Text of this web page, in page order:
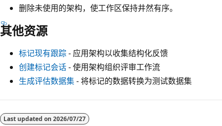
删除未使用的架构，使工作区保持井然有序。
其他资源
标记现有跟踪- 应用架构以收集结构化反馈
创建标记会话- 使用架构组织评审工作流
生成评估数据集- 将标记的数据转换为测试数据集
Last updated on 2026/07/27